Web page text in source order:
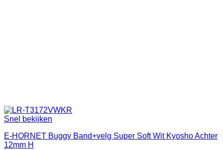
Snel bekijken
E-HORNET Buggy Band+velg Super Soft Wit Kyosho Achter
12mm H